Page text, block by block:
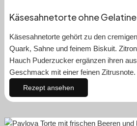
Käsesahnetorte ohne
Käsesahnetorte gehört zu den
Quark, Sahne und feinem Biskuit.
Hauch Puderzucker ergänzen ihren
Geschmack mit einer feinen Zitrusnote.
Rezept ansehen